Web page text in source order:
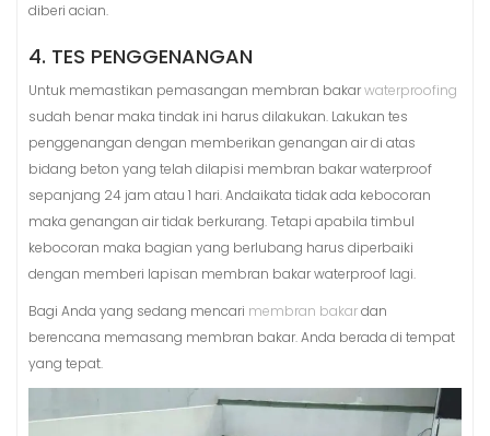
diberi acian.
4. TES PENGGENANGAN
Untuk memastikan pemasangan membran bakarwaterproofing
sudah benar maka tindak ini harus dilakukan. Lakukan tes
penggenangan dengan memberikan genangan air di atas
bidang beton yang telah dilapisi membran bakar waterproof
sepanjang 24 jam atau 1 hari. Andaikata tidak ada kebocoran
maka genangan air tidak berkurang. Tetapi apabila timbul
kebocoran maka bagian yang berlubang harus diperbaiki
dengan memberi lapisan membran bakar waterproof lagi.
Bagi Anda yang sedang mencari membran bakardan
berencana memasang membran bakar. Anda berada di tempat
yang tepat.